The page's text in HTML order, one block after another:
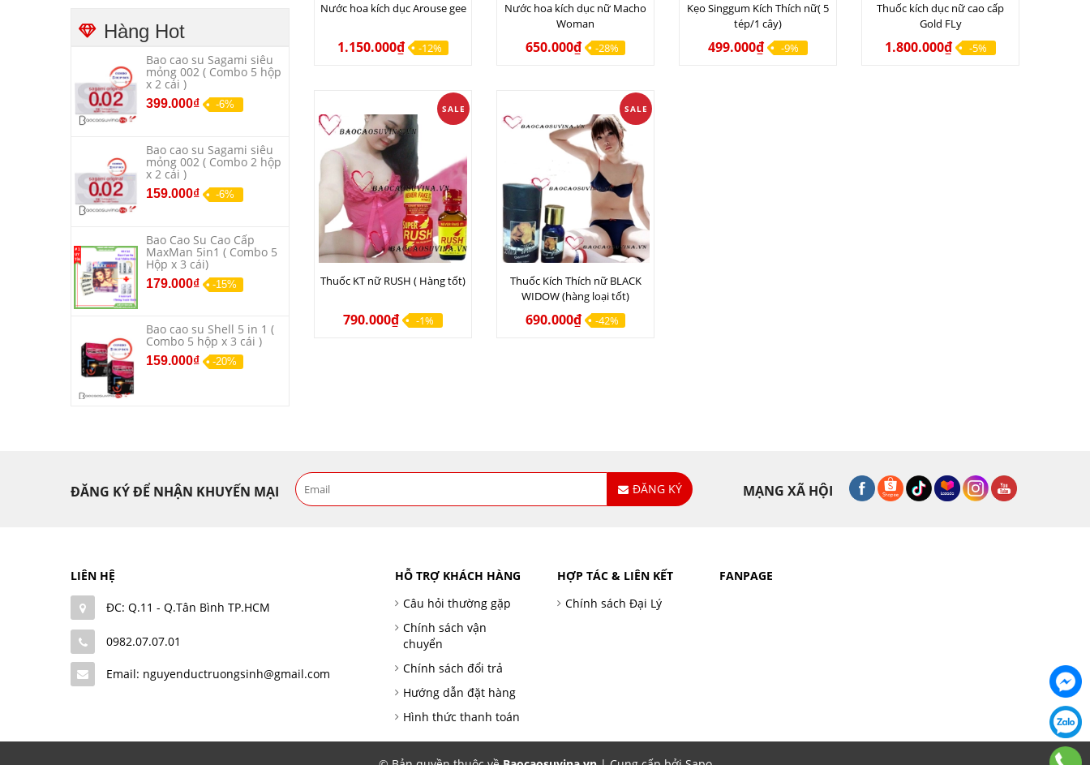
Nước hoa kích dục Arouse gee
1.150.000₫ -12%
Nước hoa kích dục nữ Macho
Woman
650.000₫ -28%
Kẹo Singgum Kích Thích nữ( 5
tép/1 cây)
499.000₫ -9%
Thuốc kích dục nữ cao cấp
Gold FLy
1.800.000₫ -5%
SALE
Thuốc KT nữ RUSH ( Hàng tốt)
790.000₫ -1%
SALE
Thuốc Kích Thích nữ BLACK
WIDOW (hàng loại tốt)
690.000₫ -42%
Hàng Hot
Bao cao su Sagami siêu
mỏng 002 ( Combo 5 hộp
x 2 cái )
399.000₫ -6%
Bao cao su Sagami siêu
mỏng 002 ( Combo 2 hộp
x 2 cái )
159.000₫ -6%
Bao Cao Su Cao Cấp
MaxMan 5in1 ( Combo 5
Hộp x 3 cái)
179.000₫ -15%
Bao cao su Shell 5 in 1 (
Combo 5 hộp x 3 cái )
159.000₫ -20%
ĐĂNG KÝ ĐỂ NHẬN KHUYẾN MẠI ĐĂNG KÝ MẠNG XÃ HỘI
LIÊN HỆ
ĐC: Q.11 - Q.Tân Bình TP.HCM
0982.07.07.01
Email: nguyenductruongsinh@gmail.com
HỖ TRỢ KHÁCH HÀNG
Câu hỏi thường gặp
Chính sách vận
chuyển
Chính sách đổi trả
Hướng dẫn đặt hàng
Hình thức thanh toán
HỢP TÁC & LIÊN KẾT
Chính sách Đại Lý
FANPAGE